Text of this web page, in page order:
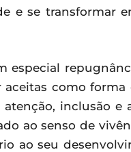
e se transformar
especial
aceitas como
inclusão e
ao senso de
ao seu